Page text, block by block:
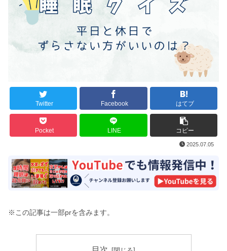
Twitter Facebook はてブ
Pocket LINE コピー
2025.07.05
※この記事は一部prを含みます。